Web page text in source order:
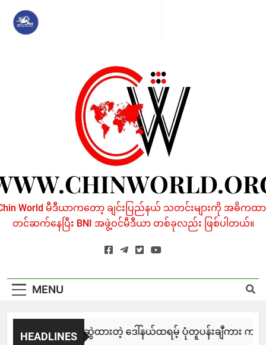
content
World မီဒီယာကတော့ ချင်းပြည်နယ် သတင်းများကို အဓိကထာ
တင်ဆက်နေပြီး BNI အဖွဲ့ဝင်မီဒီယာ တစ်ခုလည်း ဖြစ်ပါတယ်။
MENU
HEADLINES
မြင်းချေးနဲ့ ရေးဆွဲထားတဲ့ ဒေါ်နယ်ထရမ့် ပုံတူပန်းချီကား ကနေဒ